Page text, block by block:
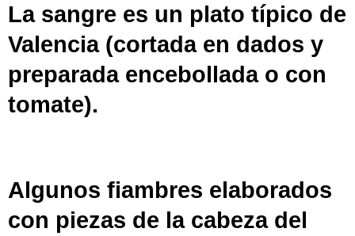
La sangre es un plato típico de
Valencia (cortada en dados y
preparada encebollada o con
tomate).
Algunos fiambres elaborados
con piezas de la cabeza del